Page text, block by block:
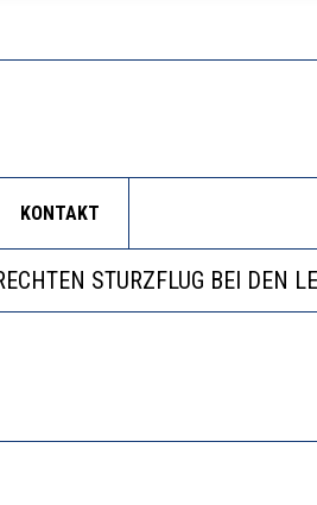
KONTAKT
WISSEN, WAS ALL DIE
STURZFLUG BEI DEN
IM SCHULWESEN